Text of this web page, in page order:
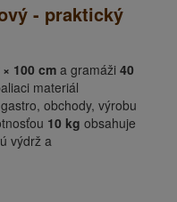
- praktický
100 cm a gramáži 40
materiál
obchody, výrobu
10 kg obsahuje
výdrž a